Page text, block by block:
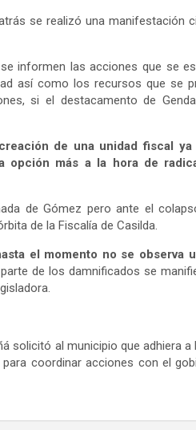
se realizó una manifestación
informen las acciones que se
así como los recursos que se
si el destacamento de
de una unidad fiscal
opción más a la hora de
de Gómez pero ante el
de la Fiscalía de Casilda.
el momento no se observa
de los damnificados se
solicitó al municipio que adhiera
coordinar acciones con el